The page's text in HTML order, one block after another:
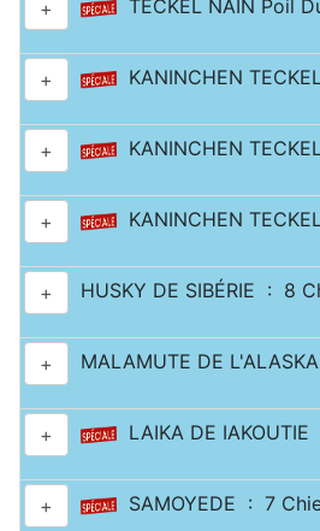
+ TECKEL NAIN Poil
+ KANINCHEN
+ KANINCHEN
+ KANINCHEN
+ HUSKY DE SIBÉRIE : 8
+ MALAMUTE DE
+ LAIKA DE
+ SAMOYEDE : 7